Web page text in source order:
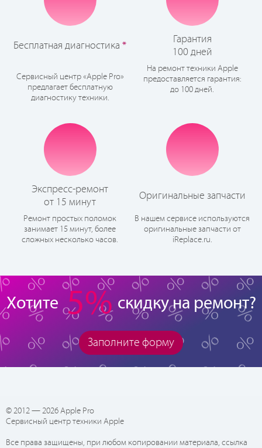
Бесплатная диагностика *
Сервисный центр «Apple Pro»
предлагает бесплатную
диагностику техники.
Гарантия
100 дней
На ремонт техники Apple
предоставляется гарантия:
до 100 дней.
Экспресс-ремонт
от 15 минут
Ремонт простых поломок
занимает 15 минут, более
сложных несколько часов.
Оригинальные запчасти
В нашем сервисе используются
оригинальные запчасти от
iReplace.ru.
Хотите 5% скидку на ремонт?
Заполните форму
© 2012 — 2026 Apple Pro
Сервисный центр техники Apple
Все права защищены, при любом копировании материала, ссылка